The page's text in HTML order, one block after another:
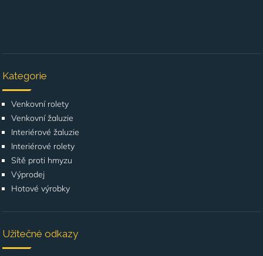
Kategorie
Venkovní rolety
Venkovní žaluzie
Interiérové žaluzie
Interiérové rolety
Sítě proti hmyzu
Výprodej
Hotové výrobky
Užitečné odkazy